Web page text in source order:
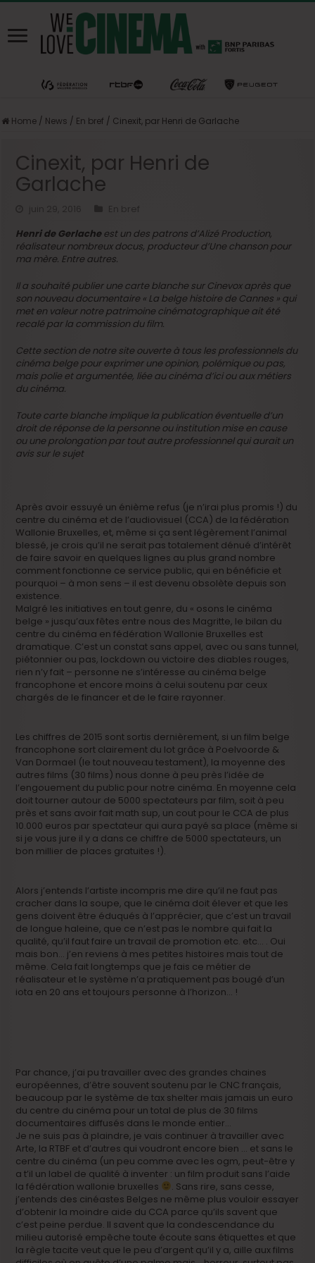
Home / News / En bref / Cinexit, par Henri de Garlache
Cinexit, par Henri de
Garlache
En bref
Henri de Gerlacheest un des patrons d’Alizé Production,
réalisateur nombreux docus, producteur d’Une chanson pour
ma mère. Entre autres.
Il a souhaité publier une carte blanche sur Cinevox après que
son nouveau documentaire « La belge histoire de Cannes » qui
met en valeur notre patrimoine cinématographique ait été
recalé par la commission du film.
Cette section de notre site ouverte à tous les professionnels du
cinéma belge pour exprimer une opinion, polémique ou pas,
mais polie et argumentée, liée au cinéma d’ici ou aux métiers
du cinéma.
Toute carte blanche implique la publication éventuelle d’un
droit de réponse de la personne ou institution mise en cause
ou une prolongation par tout autre professionnel qui aurait un
avis sur le sujet
Après avoir essuyé un énième refus (je n’irai plus promis !) du
centre du cinéma et de l’audiovisuel (CCA) de la fédération
Wallonie Bruxelles, et, même si ça sent légèrement l’animal
blessé, je crois qu’il ne serait pas totalement dénué d’intérêt
de faire savoir en quelques lignes au plus grand nombre
comment fonctionne ce service public, qui en bénéficie et
pourquoi – à mon sens – il est devenu obsolète depuis son
existence.
Malgré les initiatives en tout genre, du « osons le cinéma
belge » jusqu’aux fêtes entre nous des Magritte, le bilan du
centre du cinéma en fédération Wallonie Bruxelles est
dramatique. C’est un constat sans appel, avec ou sans tunnel,
piétonnier ou pas, lockdown ou victoire des diables rouges,
rien n’y fait – personne ne s’intéresse au cinéma belge
francophone et encore moins à celui soutenu par ceux
chargés de le financer et de le faire rayonner.
Les chiffres de 2015 sont sortis dernièrement, si un film belge
francophone sort clairement du lot grâce à Poelvoorde &
Van Dormael (le tout nouveau testament), la moyenne des
autres films (30 films) nous donne à peu près l’idée de
l’engouement du public pour notre cinéma. En moyenne cela
doit tourner autour de 5000 spectateurs par film, soit à peu
près et sans avoir fait math sup, un cout pour le CCA de plus
10.000 euros par spectateur qui aura payé sa place (même si
si je vous jure il y a dans ce chiffre de 5000 spectateurs, un
bon millier de places gratuites !).
Alors j’entends l’artiste incompris me dire qu’il ne faut pas
cracher dans la soupe, que le cinéma doit élever et que les
gens doivent être éduqués à l’apprécier, que c’est un travail
de longue haleine, que ce n’est pas le nombre qui fait la
qualité, qu’il faut faire un travail de promotion etc. etc… . Oui
mais bon… j’en reviens à mes petites histoires mais tout de
même. Cela fait longtemps que je fais ce métier de
réalisateur et le système n’a pratiquement pas bougé d’un
iota en 20 ans et toujours personne à l’horizon… !
Par chance, j’ai pu travailler avec des grandes chaines
européennes, d’être souvent soutenu par le CNC français,
beaucoup par le système de tax shelter mais jamais un euro
du centre du cinéma pour un total de plus de 30 films
documentaires diffusés dans le monde entier…
Je ne suis pas à plaindre, je vais continuer à travailler avec
Arte, la RTBF et d’autres qui voudront encore bien … et sans le
centre du cinéma (un peu comme avec les ogm, peut-être y
a t’il un label de qualité à inventer : un film produit sans l’aide
la fédération wallonie bruxelles
. Sans rire, sans cesse,
j’entends des cinéastes Belges ne même plus vouloir essayer
d’obtenir la moindre aide du CCA parce qu’ils savent que
c’est peine perdue. Il savent que la condescendance du
milieu autorisé empêche toute écoute sans étiquettes et que
la règle tacite veut que le peu d’argent qu’il y a, aille aux films